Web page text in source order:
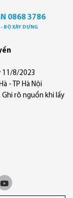
0868 3786
BỘ XÂY DỰNG
11/8/2023
- TP Hà Nội
Ghi rõ nguồn khi lấy